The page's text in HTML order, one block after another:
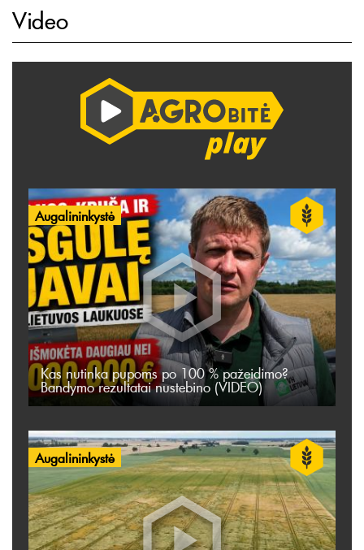
Video
Augalininkystė
Kas nutinka pupoms po 100 % pažeidimo?
Bandymo rezultatai nustebino (VIDEO)
Augalininkystė